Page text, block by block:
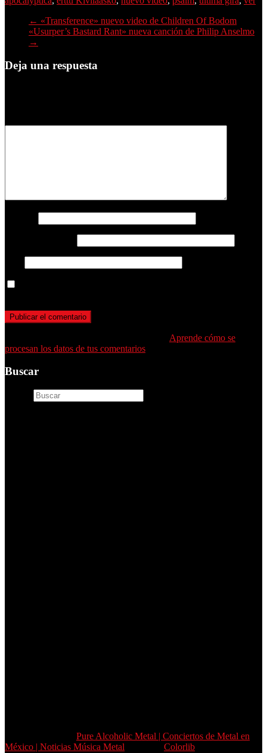
← «Transference» nuevo video de Children Of Bodom
«Usurper’s Bastard Rant» nueva canción de Philip Anselmo
→
Deja una respuesta
Aprende cómo se
procesan los datos de tus comentarios
Buscar
Pure Alcoholic Metal | Conciertos de Metal en
México | Noticias Música Metal
Colorlib